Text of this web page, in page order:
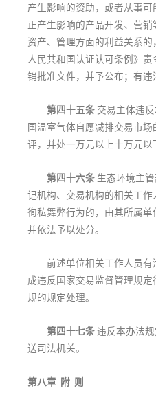
产生影响的资助，或者从事
正产生影响的产品开发、营
资产、管理方面的利益关系
人民共和国认证认可条例》
销批准文件，并予公布；有违
第四十五条 交易主体违
国温室气体自愿减排交易市
评，并处一万元以上十万元以
第四十六条 生态环境主
记机构、交易机构的相关工作
徇私舞弊行为的，由其所属
并依法予以处分。
前述单位相关工作人员有
成违反国家交易监督管理规
规的规定处理。
第四十七条违反本办法
送司法机关。
第八章 附 则